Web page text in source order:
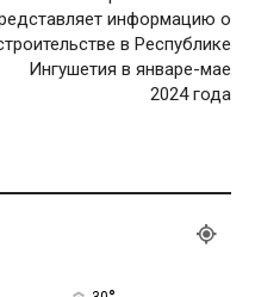
информацию о
в Республике
Ингушетия в январе-мае
2024 года